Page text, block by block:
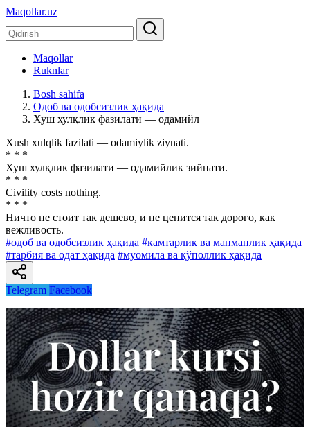
Maqollar.uz
Maqollar
Ruknlar
Bosh sahifa
Одоб ва одобсизлик ҳақида
Хуш хулқлик фазилати — одамийл
Xush xulqlik fazilati — odamiylik ziynati.
* * *
Хуш хулқлик фазилати — одамийлик зийнати.
* * *
Civility costs nothing.
* * *
Ничто не стоит так дешево, и не ценится так дорого, как
вежливость.
#одоб ва одобсизлик ҳақида #камтарлик ва манманлик ҳақида
#тарбия ва одат ҳақида #муомила ва қўполлик ҳақида
Telegram Facebook